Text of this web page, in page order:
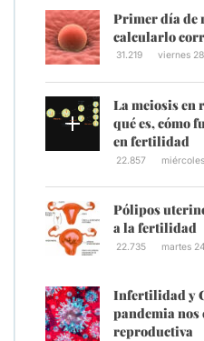
Primer día de
calcularlo
31.219 viernes
La meiosis en
qué es, cómo
en fertilidad
22.857
Pólipos
a la fertilidad
22.735 martes
Infertilidad y
pandemia nos
reproductiva